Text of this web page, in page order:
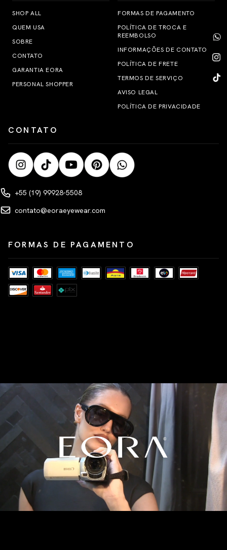
SHOP ALL
QUEM USA
SOBRE
CONTATO
GARANTIA EORA
PERSONAL SHOPPER
FORMAS DE PAGAMENTO
POLÍTICA DE TROCA E
REEMBOLSO
INFORMAÇÕES DE CONTATO
POLÍTICA DE FRETE
TERMOS DE SERVIÇO
AVISO LEGAL
POLÍTICA DE PRIVACIDADE
CONTATO
+55 (19) 99928-5508
contato@eoraeyewear.com
FORMAS DE PAGAMENTO